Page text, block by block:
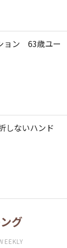
ョン 63歳ユー
しないハンド
グ